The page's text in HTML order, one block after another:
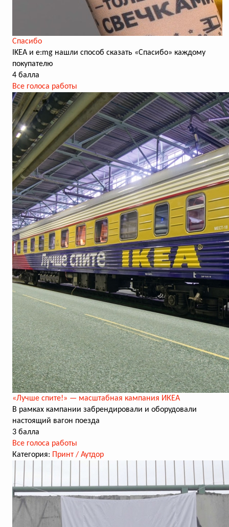
Спасибо
IKEA и e:mg нашли способ сказать «Спасибо» каждому
покупателю
4 балла
Все голоса работы
«Лучше спите!» — масштабная кампания ИКЕА
В рамках кампании забрендировали и оборудовали
настоящий вагон поезда
3 балла
Все голоса работы
Категория: Принт / Аутдор